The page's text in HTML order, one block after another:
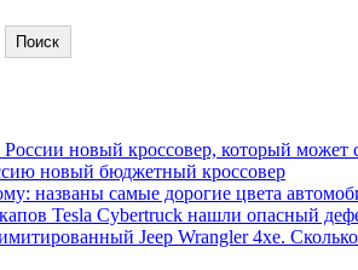
Поиск
России новый кроссовер, который может
новый бюджетный кроссовер
названы самые дорогие цвета
Tesla Cybertruck нашли опасный
Jeep Wrangler 4xe.